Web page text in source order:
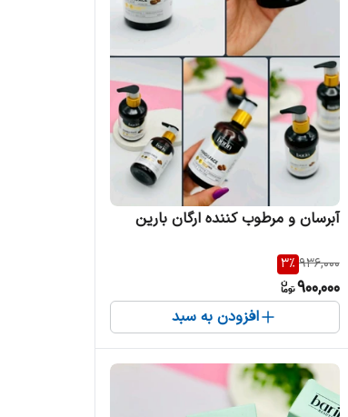
آبرسان و مرطوب کننده ارگان بارین
936,000
3%
900,000
افزودن به سبد